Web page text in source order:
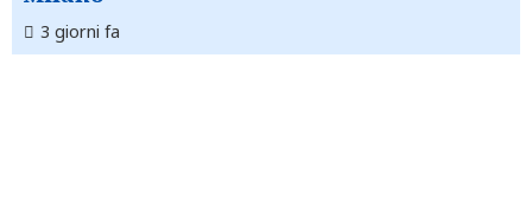
3 giorni fa